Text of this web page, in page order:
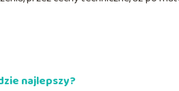
najlepszy?